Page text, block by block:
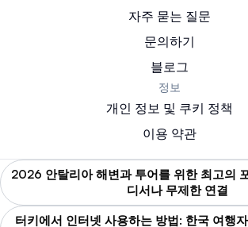
자주 묻는 질문
문의하기
블로그
정보
개인 정보 및 쿠키 정책
이용 약관
2026 안탈리아 해변과 투어를 위한 최고의
디서나 무제한 연결
터키에서 인터넷 사용하는 방법: 한국 여행